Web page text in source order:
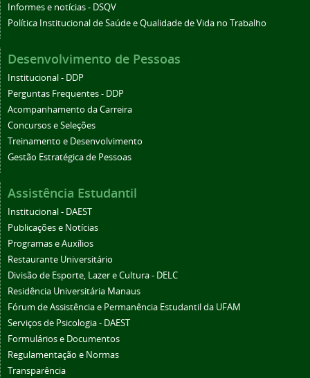
Informes e notícias - DSQV
Política Institucional de Saúde e Qualidade de Vida no Trabalho
Desenvolvimento de Pessoas
Institucional - DDP
Perguntas Frequentes - DDP
Acompanhamento da Carreira
Concursos e Seleções
Treinamento e Desenvolvimento
Gestão Estratégica de Pessoas
Assistência Estudantil
Institucional - DAEST
Publicações e Notícias
Programas e Auxílios
Restaurante Universitário
Divisão de Esporte, Lazer e Cultura - DELC
Residência Universitária Manaus
Fórum de Assistência e Permanência Estudantil da UFAM
Serviços de Psicologia - DAEST
Formulários e Documentos
Regulamentação e Normas
Transparência